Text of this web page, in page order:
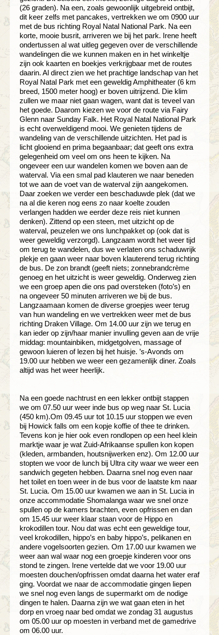
(26 graden). Na een, zoals gewoonlijk uitgebreid ontbijt,
dit keer zelfs met pancakes, vertrekken we om 0900 uur
met de bus richting Royal Natal National Park. Na een
korte, mooie busrit, arriveren we bij het park. Irene heeft
ondertussen al wat uitleg gegeven over de verschillende
wandelingen die we kunnen maken en in het winkeltje
zijn ook kaarten en boekjes verkrijgbaar met de routes
daarin. Al direct zien we het prachtige landschap van het
Royal Natal Park met een geweldig Amphitheater (6 km
breed, 1500 meter hoog) er boven uitrijzend. Die klim
zullen we maar niet gaan wagen, want dat is teveel van
het goede. Daarom kiezen we voor de route via Fairy
Glenn naar Sunday Falk. Het Royal Natal National Park
is echt overweldigend mooi. We genieten tijdens de
wandeling van de verschillende uitzichten. Het pad is
licht glooiend en prima begaanbaar; dat geeft ons extra
gelegenheid om veel om ons heen te kijken. Na
ongeveer een uur wandelen komen we boven aan de
waterval. Via een smal pad klauteren we naar beneden
tot we aan de voet van de waterval zijn aangekomen.
Daar zoeken we verder een beschaduwde plek (dat we
na al die keren nog eens zo naar koelte zouden
verlangen hadden we eerder deze reis niet kunnen
denken). Zittend op een steen, met uitzicht op de
waterval, peuzelen we ons lunchpakket op (ook dat is
weer geweldig verzorgd). Langzaam wordt het weer tijd
om terug te wandelen, dus we verlaten ons schaduwrijk
plekje en gaan weer naar boven klauterend terug richting
de bus. De zon brandt (geeft niets; zonnebrandcrème
genoeg en het uitzicht is weer geweldig. Onderweg zien
we een groep apen die ons pad oversteken (foto’s) en
na ongeveer 50 minuten arriveren we bij de bus.
Langzaamaan komen de diverse groepjes weer terug
van hun wandeling en we vertrekken weer met de bus
richting Draken Village. Om 14.00 uur zijn we terug en
kan ieder op zijn/haar manier invulling geven aan de vrije
middag: mountainbiken, midgetgolven, massage of
gewoon luieren of lezen bij het huisje. ’s-Avonds om
19.00 uur hebben we weer een gezamenlijk diner. Zoals
altijd was het weer heerlijk.
Na een goede nachtrust en een lekker ontbijt stappen
we om 07.50 uur weer inde bus op weg naar St. Lucia
(450 km).Om 09.45 uur tot 10.15 uur stoppen we even
bij Howick falls om een kopje koffie of thee te drinken.
Tevens kon je hier ook even rondlopen op een heel klein
marktje waar je wat Zuid-Afrikaanse spullen kon kopen
(kleden, armbanden, houtsnijwerken enz). Om 12.00 uur
stopten we voor de lunch bij Ultra city waar we weer een
sandwich gegeten hebben. Daarna snel nog even naar
het toilet en toen weer in de bus voor de laatste km naar
St. Lucia. Om 15.00 uur kwamen we aan in St. Lucia in
onze accommodatie Shomalanga waar we snel onze
spullen op de kamers brachten, even opfrissen en dan
om 15.45 uur weer klaar staan voor de Hippo en
krokodillen tour. Nou dat was echt een geweldige tour,
veel krokodillen, hippo’s en baby hippo’s, pelikanen en
andere vogelsoorten gezien. Om 17.00 uur kwamen we
weer aan wal waar nog een groepje kinderen voor ons
stond te zingen. Irene vertelde dat we voor 19.00 uur
moesten douchen/opfrissen omdat daarna het water eraf
ging. Voordat we naar de accommodatie gingen liepen
we snel nog even langs de supermarkt om de nodige
dingen te halen. Daarna zijn we wat gaan eten in het
dorp en vroeg naar bed omdat we zondag 31 augustus
om 05.00 uur op moesten in verband met de gamedrive
om 06.00 uur.